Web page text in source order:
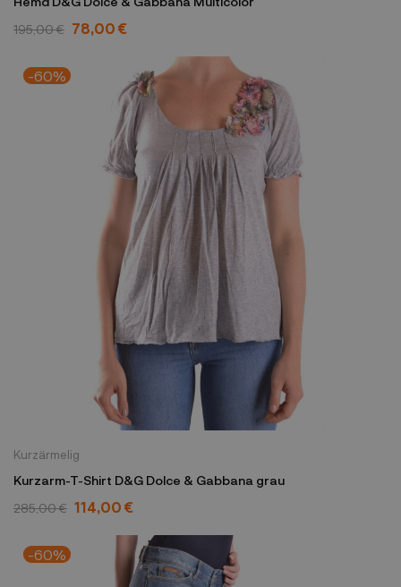
195,00 € 78,00 €
-60%
Kurzärmelig
Kurzarm-T-Shirt D&G Dolce & Gabbana grau
285,00 € 114,00 €
-60%